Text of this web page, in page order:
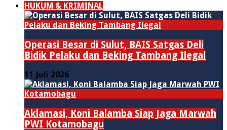
HUKUM & KRIMINAL
Operasi Besar di Sulut, BAIS Satgas Deli
Bidik Pelaku dan Beking Tambang Ilegal
11 Juli 2026
Aklamasi, Koni Balamba Siap Jaga Marwah
PWI Kotamobagu